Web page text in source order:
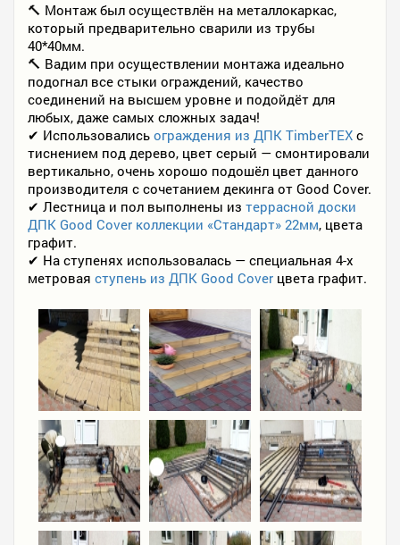
КОНТАКТЫ
ПОЛЕЗНОЕ
🔨 Монтаж был осуществлён на металлокаркас,
который предварительно сварили из трубы
40*40мм.
🔨 Вадим при осуществлении монтажа идеально
подогнал все стыки ограждений, качество
соединений на высшем уровне и подойдёт для
любых, даже самых сложных задач!
✔ Использовались ограждения из ДПК TimberTEX с
тиснением под дерево, цвет серый — смонтировали
вертикально, очень хорошо подошёл цвет данного
производителя с сочетанием декинга от Good Cover.
✔ Лестница и пол выполнены из террасной доски
ДПК Good Cover коллекции «Стандарт» 22мм, цвета
графит.
✔ На ступенях использовалась — специальная 4-х
метровая ступень из ДПК Good Cover цвета графит.